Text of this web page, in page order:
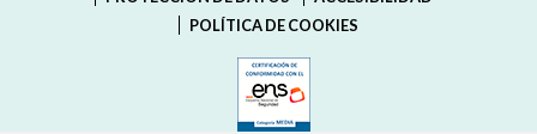
POLÍTICA DE COOKIES